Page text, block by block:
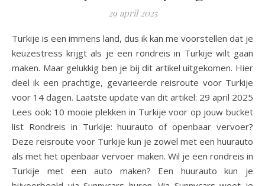
29 april 2025
Turkije is een immens land, dus ik kan me voorstellen dat je
keuzestress krijgt als je een rondreis in Turkije wilt gaan
maken. Maar gelukkig ben je bij dit artikel uitgekomen. Hier
deel ik een prachtige, gevarieerde reisroute voor Turkije
voor 14 dagen. Laatste update van dit artikel: 29 april 2025
Lees ook: 10 mooie plekken in Turkije voor op jouw bucket
list Rondreis in Turkije: huurauto of openbaar vervoer?
Deze reisroute voor Turkije kun je zowel met een huurauto
als met het openbaar vervoer maken. Wil je een rondreis in
Turkije met een auto maken? Een huurauto kun je